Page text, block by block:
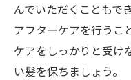
んでいただくこともで
アフターケアを行うこ
ケアをしっかりと受け
い髪を保ちましょう。